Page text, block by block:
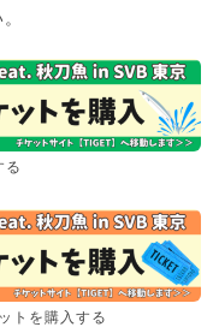
る
トを購入する